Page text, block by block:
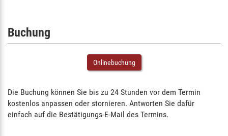
Buchung
Onlinebuchung
Die Buchung können Sie bis zu 24 Stunden vor dem Termin
kostenlos anpassen oder stornieren. Antworten Sie dafür
einfach auf die Bestätigungs-E-Mail des Termins.